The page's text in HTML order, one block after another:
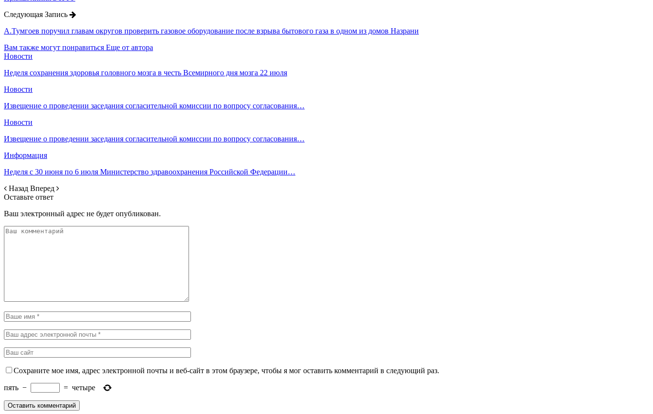
Следующая Запись
А.Тумгоев поручил главам округов проверить газовое оборудование после взрыва бытового газа в одном из домов Назрани
Вам также могут понравиться Еще от автора
Новости
Неделя сохранения здоровья головного мозга в честь Всемирного дня мозга 22 июля
Новости
Извещение о проведении заседания согласительной комиссии по вопросу согласования…
Новости
Извещение о проведении заседания согласительной комиссии по вопросу согласования…
Информация
Неделя с 30 июня по 6 июля Министерство здравоохранения Российской Федерации…
Назад Вперед
Оставьте ответ
Ваш электронный адрес не будет опубликован.
Сохраните мое имя, адрес электронной почты и веб-сайт в этом браузере, чтобы я мог оставить комментарий в следующий раз.
пять − = четыре